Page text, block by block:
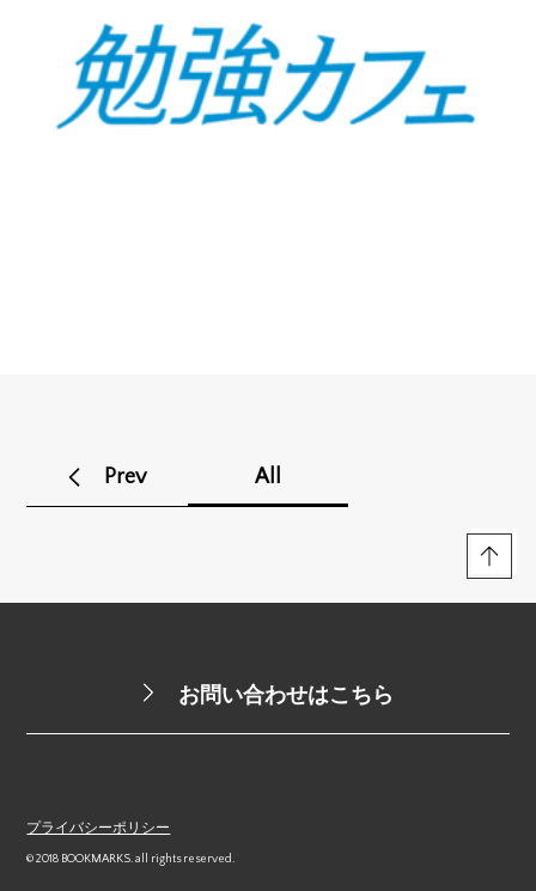
Prev All
お問い合わせはこちら
プライバシーポリシー
© 2018 BOOKMARKS. all rights reserved.